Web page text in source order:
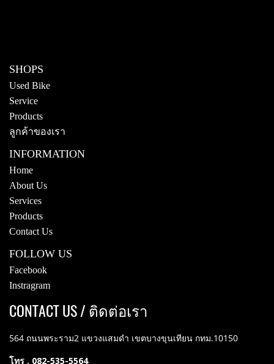
SHOPS
Used Bike
Service
Products
ลูกค้าของเรา
INFORMATION
Home
About Us
Services
Products
Contact Us
FOLLOW US
Facebook
Instragram
CONTACT US / ติดต่อเรา
564 ถนนพระราม2 แขวงแสมดำ เขตบางขุนเทียน กทม.10150
โทร . 082-535-5564